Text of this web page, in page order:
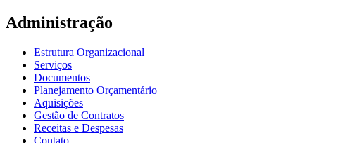
Administração
Estrutura Organizacional
Serviços
Documentos
Planejamento Orçamentário
Aquisições
Gestão de Contratos
Receitas e Despesas